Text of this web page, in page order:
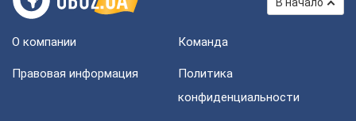
О компании Команда
Правовая информация
Политика
конфиденциальности